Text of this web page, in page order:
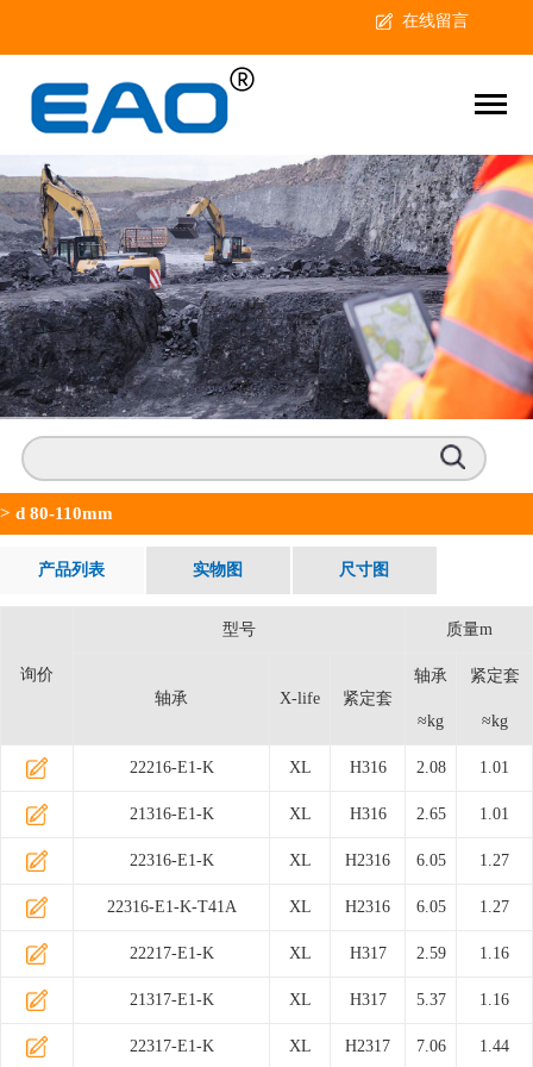
在线留言
> d 80-110mm
产品列表 实物图 尺寸图
询价
型号 质量m
轴承 X-life 紧定套
轴承
≈kg
紧定套
≈kg
22216-E1-K XL H316 2.08 1.01
21316-E1-K XL H316 2.65 1.01
22316-E1-K XL H2316 6.05 1.27
22316-E1-K-T41A XL H2316 6.05 1.27
22217-E1-K XL H317 2.59 1.16
21317-E1-K XL H317 5.37 1.16
22317-E1-K XL H2317 7.06 1.44